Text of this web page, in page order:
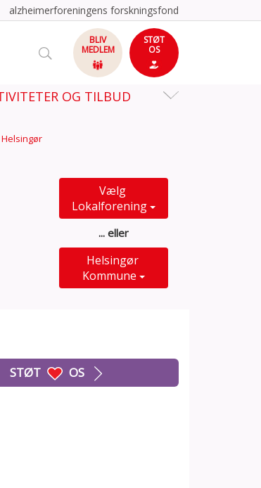
alzheimerforeningens forskningsfond
BLIV
MEDLEM
STØT
OS
OG TILBUD
Helsingør
Vælg
Lokalforening
... eller
Helsingør
Kommune
STØT OS